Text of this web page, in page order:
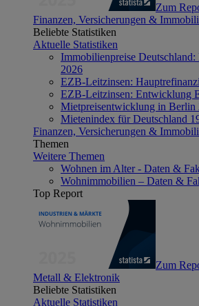
Zum
Finanzen, Versicherungen &
Beliebte Statistiken
Aktuelle Statistiken
Immobilienpreise
2026
EZB-Leitzinsen:
EZB-Leitzinsen: Entwicklung
Mietpreisentwicklung in Berlin
Mietenindex für Deutschland
Finanzen, Versicherungen &
Themen
Weitere Themen
Wohnen im Alter - Daten &
Wohnimmobilien – Daten &
Top Report
Zum
Metall & Elektronik
Beliebte Statistiken
Aktuelle Statistiken